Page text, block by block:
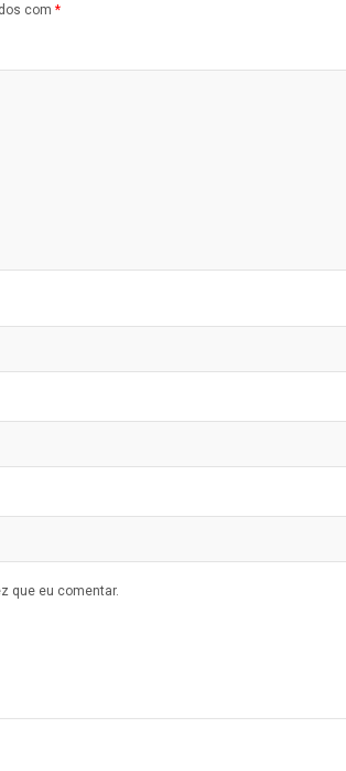
com *
que eu comentar.